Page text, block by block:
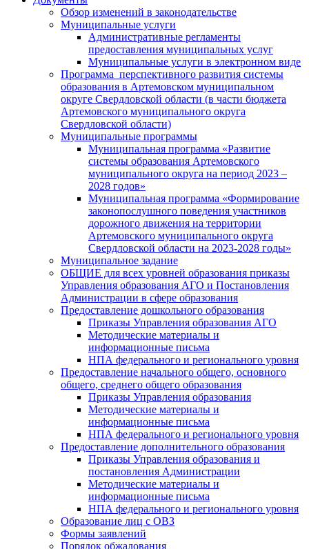
Обзор изменений в законодательстве
Муниципальные услуги
Административные регламенты
предоставления муниципальных услуг
Муниципальные услуги в электронном виде
Программа перспективного развития системы
образования в Артемовском муниципальном
округе Свердловской области (в части бюджета
Артемовского муниципального округа
Свердловской области)
Муниципальные программы
Муниципальная программа «Развитие
системы образования Артемовского
муниципального округа на период 2023 –
2028 годов»
Муниципальная программа «Формирование
законопослушного поведения участников
дорожного движения на территории
Артемовского муниципального округа
Свердловской области на 2023-2028 годы»
Муниципальное задание
ОБЩИЕ для всех уровней образования приказы
Управления образования АГО и Постановления
Администрации в сфере образования
Предоставление дошкольного образования
Приказы Управления образования АГО
Методические материалы и
информационные письма
НПА федерального и регионального уровня
Предоставление начального общего, основного
общего, среднего общего образования
Приказы Управления образования
Методические материалы и
информационные письма
НПА федерального и регионального уровня
Предоставление дополнительного образования
Приказы Управления образования и
постановления Администрации
Методические материалы и
информационные письма
НПА федерального и регионального уровня
Образование лиц с ОВЗ
Формы заявлений
Порядок обжалования